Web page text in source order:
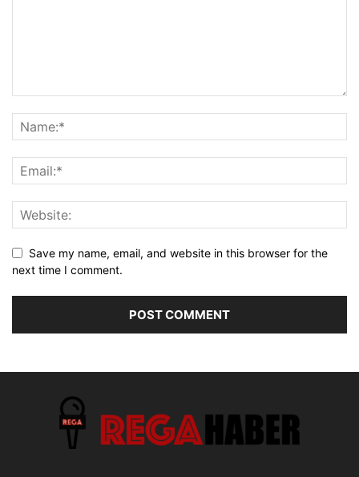
Save my name, email, and website in this browser for the
next time I comment.